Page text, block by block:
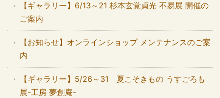
【ギャラリー】6/13～21 杉本玄覚貞光 不易展 開催の
ご案内
【お知らせ】オンラインショップ メンテナンスのご案
内
【ギャラリー】5/26～31 夏こそきもの うすごろも
展-工房 夢創庵-